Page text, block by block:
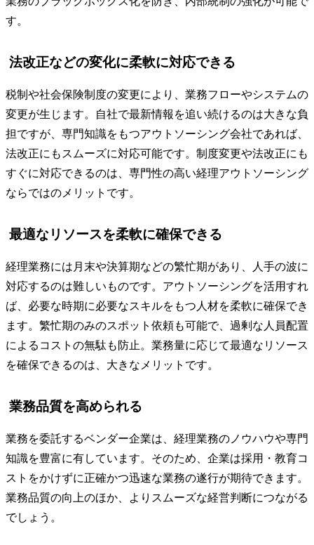
す。
法改正などの変化に柔軟に対応できる
税制や社会保険制度の変更により、業務フローやシステムの
変更が生じます。自社で最新情報を追い続けるのは大きな負
担ですが、専門知識をもつアウトソーシング会社であれば、
法改正にもスムーズに対応可能です。制度変更や法改正にも
すぐに対応できるのは、専門性の高い経理アウトソーシング
ならではのメリットです。
最適なリソースを柔軟に確保できる
経理業務には月末や決算期などの繁忙期があり、人手の波に
対応するのは難しいものです。アウトソーシングを活用すれ
ば、必要な時期に必要なスキルをもつ人材を柔軟に確保でき
ます。繁忙期のみのスポット依頼も可能で、過剰な人員配置
によるコストの無駄も防止。業務量に応じて最適なリソース
を確保できるのは、大きなメリットです。
業務品質を高められる
業務を委託するベンダー企業は、経理業務のノウハウや専門
知識を豊富に有しています。そのため、企業は採用・教育コ
ストをかけずに正確かつ迅速な業務の遂行が期待できます。
業務品質の向上のほか、よりスムーズな経営判断につながる
でしょう。